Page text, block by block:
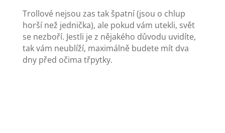
Trollové nejsou zas tak špatní (jsou o chlup
horší než jednička), ale pokud vám utekli, svět
se nezboří. Jestli je z nějakého důvodu uvidíte,
tak vám neublíží, maximálně budete mít dva
dny před očima třpytky.